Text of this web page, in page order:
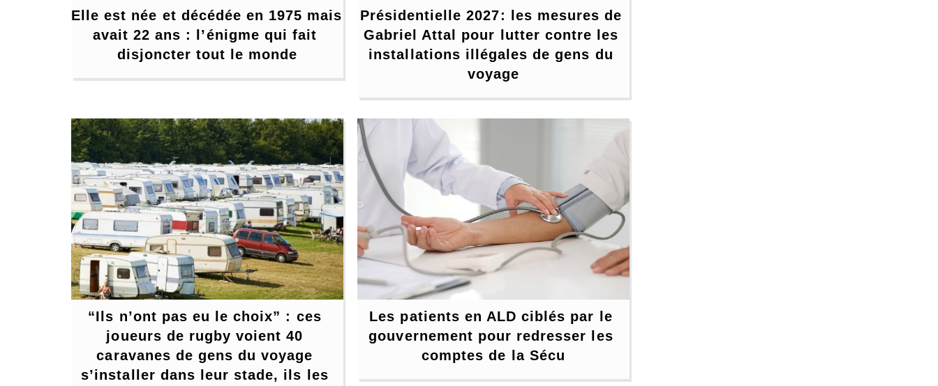
Elle est née et décédée en 1975 mais
avait 22 ans : l’énigme qui fait
disjoncter tout le monde
Présidentielle 2027: les mesures de
Gabriel Attal pour lutter contre les
installations illégales de gens du
voyage
“Ils n’ont pas eu le choix” : ces
joueurs de rugby voient 40
caravanes de gens du voyage
s’installer dans leur stade, ils les
Les patients en ALD ciblés par le
gouvernement pour redresser les
comptes de la Sécu